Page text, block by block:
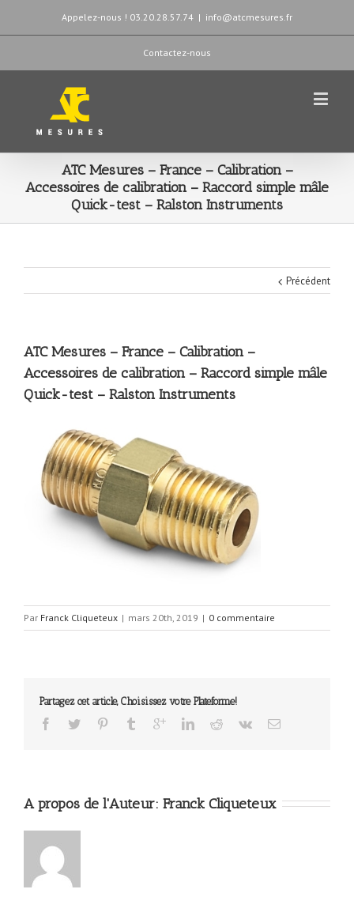
Appelez-nous ! 03.20.28.57.74 | info@atcmesures.fr
Contactez-nous
ATC Mesures – France – Calibration –
Accessoires de calibration – Raccord simple mâle
Quick-test – Ralston Instruments
Précédent
ATC Mesures – France – Calibration –
Accessoires de calibration – Raccord simple mâle
Quick-test – Ralston Instruments
Par Franck Cliqueteux | mars 20th, 2019 | 0 commentaire
Partagez cet article, Choisissez votre Plateforme!
A propos de l'Auteur: Franck Cliqueteux